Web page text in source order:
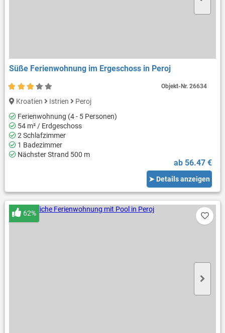
Süße Ferienwohnung im Ergeschoss in Peroj
Kroatien Istrien
Peroj
Ferienwohnung (4 - 5 Personen)
54 m² / Erdgeschoss
2 Schlafzimmer
1 Badezimmer
Nächster Strand 500 m
ab 56.47 €
➤ Details anzeigen
Objekt-Nr.26634
62%